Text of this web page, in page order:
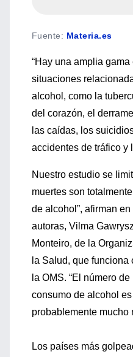
Fuente: Materia.es
“Hay una amplia
situaciones
alcohol, como la
del corazón, el
las caídas, los
accidentes de tráfico y
Nuestro estudio se
muertes son
de alcohol”, afirman
autoras, Vilma
Monteiro, de la
la Salud, que
la OMS. “El número
consumo de alcohol
probablemente mucho
Los países más